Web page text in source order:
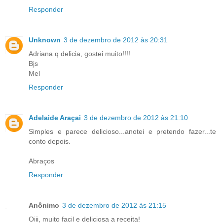
Responder
Unknown 3 de dezembro de 2012 às 20:31
Adriana q delicia, gostei muito!!!!
Bjs
Mel
Responder
Adelaide Araçai 3 de dezembro de 2012 às 21:10
Simples e parece delicioso...anotei e pretendo fazer...te
conto depois.
Abraços
Responder
Anônimo 3 de dezembro de 2012 às 21:15
Oiii, muito facil e deliciosa a receita!